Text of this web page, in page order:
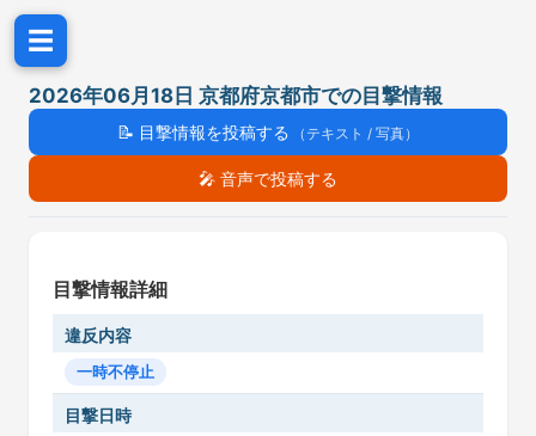
☰
2026年06月18日 京都府京都市での目撃情報
📝 目撃情報を投稿する （テキスト / 写真）
🎤 音声で投稿する
目撃情報詳細
違反内容
一時不停止
目撃日時